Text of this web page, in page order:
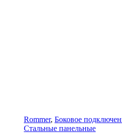
Rommer, Боковое
Стальные панельные